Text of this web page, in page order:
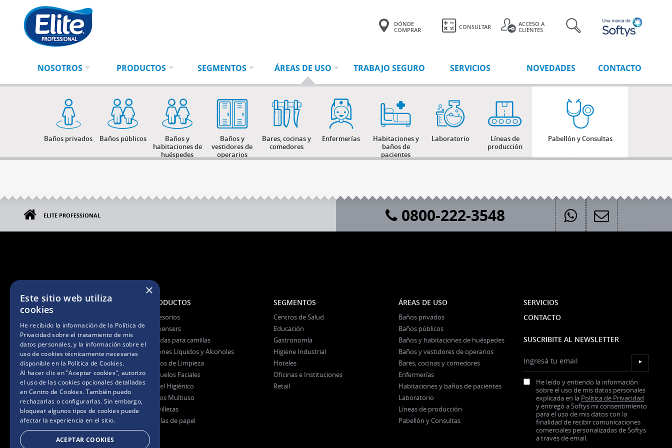
Ingresá
tu
búsqueda
BUSCAR
DÓNDE
COMPRAR
CONSULTAR
ACCESO A
CLIENTES
NOSOTROS PRODUCTOS SEGMENTOS ÁREAS DE USO TRABAJO SEGURO SERVICIOS NOVEDADES CONTACTO
Baños privados Baños públicos
Baños y
habitaciones de
huéspedes
Baños y
vestidores de
operarios
Bares, cocinas y
comedores
Enfermerías
Habitaciones y
baños de
pacientes
Laboratorio
Líneas de
producción
Pabellón y Consultas
ELITE PROFESSIONAL 0800-222-3548
NOSOTROS
La Marca
Certificaciones
Preguntas Frecuentes
PRODUCTOS
Accesorios
Dispensers
Fundas para camillas
Jabones Líquidos y Alcoholes
Paños de Limpieza
Pañuelos Faciales
Papel Higiénico
Rollos Multiuso
Servilletas
Toallas de papel
SEGMENTOS
Centros de Salud
Educación
Gastronomía
Higiene Industrial
Hoteles
Oficinas e Instituciones
Retail
ÁREAS DE USO
Baños privados
Baños públicos
Baños y habitaciones de huéspedes
Baños y vestidores de operarios
Bares, cocinas y comedores
Enfermerías
Habitaciones y baños de pacientes
Laboratorio
Líneas de producción
Pabellón y Consultas
SERVICIOS
CONTACTO
SUSCRIBITE AL NEWSLETTER
Ingresá tu email
He leído y entiendo la información
sobre el uso de mis datos personales
explicada en la Política de Privacidad
y entregó a Softys mi consentimiento
para el uso de mis datos con la
finalidad de recibir comunicaciones
comerciales personalizadas de Softys
a través de email.
▼
×
Este sitio web utiliza
cookies
He recibido la información de la Política de
Privacidadsobre el tratamiento de mis
datos personales, y la información sobre el
uso de cookies técnicamente necesarias
disponible en la Política de Cookies.
Al hacer clic en "Aceptar cookies", autorizo
el uso de las cookies opcionales detalladas
en Centro de Cookies. También puedo
rechazarlas o configurarlas. Sin embargo,
bloquear algunos tipos de cookies puede
afectar la experiencia en el sitio.
ACEPTAR COOKIES